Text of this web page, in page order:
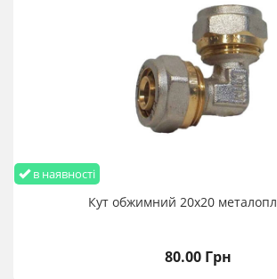
в наявності
Кут обжимний 20х20
80.00 Грн